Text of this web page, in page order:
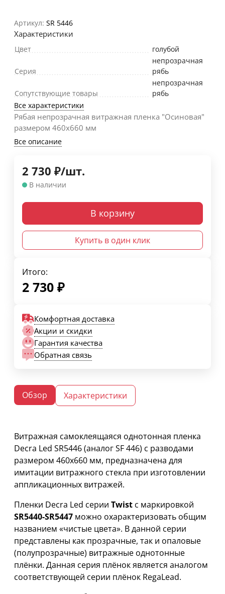
Артикул: SR 5446
Характеристики
Цвет голубой
Серия
непрозрачная
рябь
Сопутствующие товары
непрозрачная
рябь
Все характеристики
Рябая непрозрачная витражная пленка "Осиновая"
размером 460х660 мм
Все описание
2 730 ₽/шт.
В наличии
В корзину
Купить в один клик
Итого:
2 730 ₽
Комфортная доставка
Акции и скидки
Гарантия качества
Обратная связь
Обзор Характеристики
Витражная самоклеящаяся однотонная пленка
Decra Led SR5446 (аналог SF 446) c разводами
размером 460х660 мм, предназначена для
имитации витражного стекла при изготовлении
аппликационных витражей.
Пленки Decra Led серии Twist с маркировкой
SR5440-SR5447 можно охарактеризовать общим
названием «чистые цвета». В данной серии
представлены как прозрачные, так и опаловые
(полупрозрачные) витражные однотонные
плёнки. Данная серия плёнок является аналогом
соответствующей серии плёнок RegaLead.